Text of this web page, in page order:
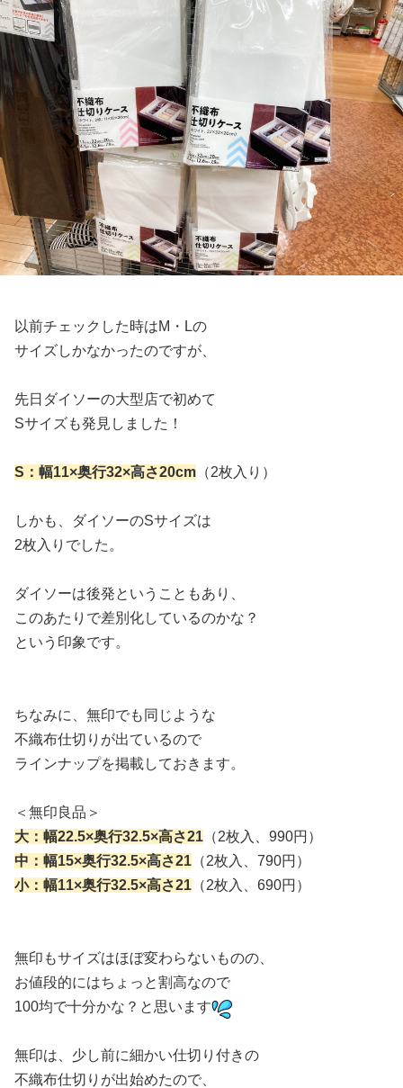
以前チェックした時はM・Lの
サイズしかなかったのですが、
先日ダイソーの大型店で初めて
Sサイズも発見しました！
S：幅11×奥行32×高さ20cm （2枚入り）
しかも、ダイソーのSサイズは
2枚入りでした。
ダイソーは後発ということもあり、
このあたりで差別化しているのかな？
という印象です。
ちなみに、無印でも同じような
不織布仕切りが出ているので
ラインナップを掲載しておきます。
＜無印良品＞
大：幅22.5×奥行32.5×高さ21 （2枚入、990円）
中：幅15×奥行32.5×高さ21 （2枚入、790円）
小：幅11×奥行32.5×高さ21 （2枚入、690円）
無印もサイズはほぼ変わらないものの、
お値段的にはちょっと割高なので
100均で十分かな？と思います
無印は、少し前に細かい仕切り付きの
不織布仕切りが出始めたので、